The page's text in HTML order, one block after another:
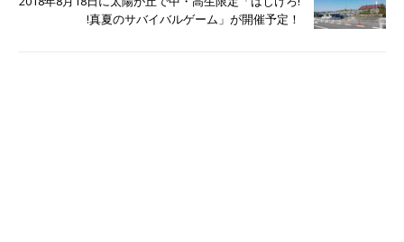
!真夏のサバイバルゲーム」が開催予定！